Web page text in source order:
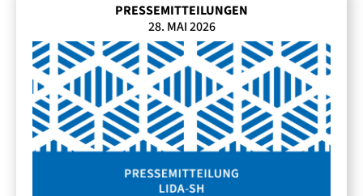
PRESSEMITTEILUNGEN
28. MAI 2026